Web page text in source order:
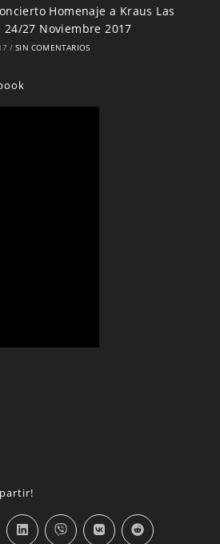
Homenaje a Kraus Las
24/27 Noviembre 2017
/ SIN COMENTARIOS